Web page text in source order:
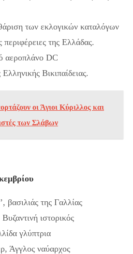
των εκλογικών καταλόγων
περιφέρειες της Ελλάδας.
αεροπλάνο DC
Βικιπαίδειας.
οι Άγιοι Κύριλλος και
των Σλάβων
βασιλιάς της Γαλλίας
ιστορικός
γλύπτρια
Άγγλος ναύαρχος